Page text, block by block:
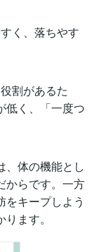
く、落ちやす
割があるた
低く、「一度つ
、体の機能とし
からです。一方
キープしよう
ます。